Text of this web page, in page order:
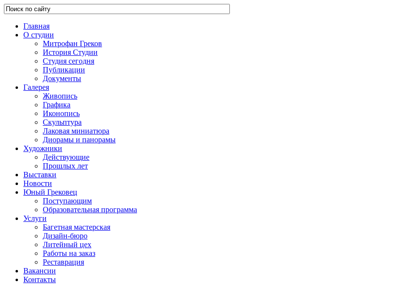
Главная
О студии
Митрофан Греков
История Студии
Студия сегодня
Публикации
Документы
Галерея
Живопись
Графика
Иконопись
Скульптура
Лаковая миниатюра
Диорамы и панорамы
Художники
Действующие
Прошлых лет
Выставки
Новости
Юный Грековец
Поступающим
Образовательная программа
Услуги
Багетная мастерская
Дизайн-бюро
Литейный цех
Работы на заказ
Реставрация
Вакансии
Контакты